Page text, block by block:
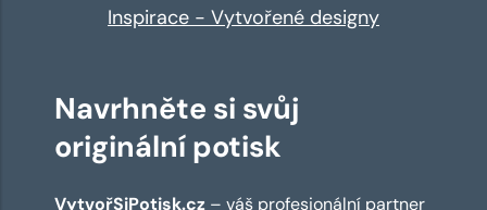
Inspirace - Vytvořené designy
Navrhněte si svůj
originální potisk
VytvořSiPotisk.cz – váš profesionální partner